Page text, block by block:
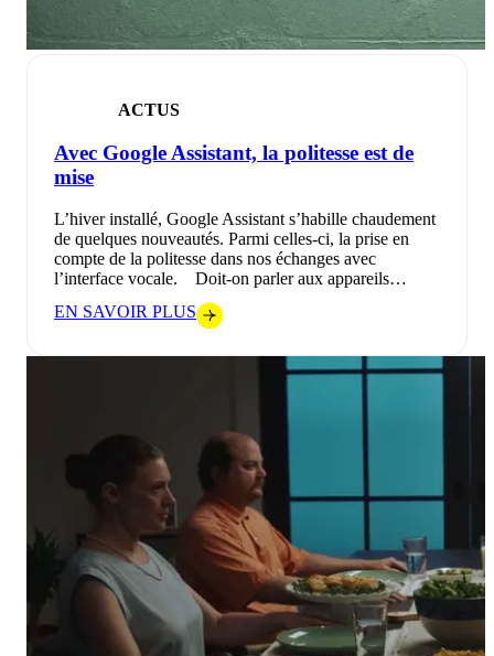
ACTUS
Avec Google Assistant, la politesse est de
mise
L’hiver installé, Google Assistant s’habille chaudement
de quelques nouveautés. Parmi celles-ci, la prise en
compte de la politesse dans nos échanges avec
l’interface vocale. Doit-on parler aux appareils…
EN SAVOIR PLUS